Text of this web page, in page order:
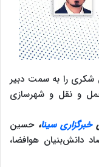
را به سمت دبیر
و نقل و شهرسازی
خبرگزاری سینا، حسین
دانش‌بنیان هوافضا،